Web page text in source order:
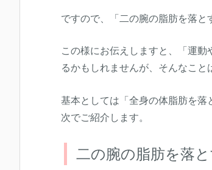
ですので、「二の腕の脂肪を落と
この様にお伝えしますと、「運
るかもしれませんが、そんなこと
基本としては「全身の体脂肪を
次でご紹介します。
二の腕の脂肪を落